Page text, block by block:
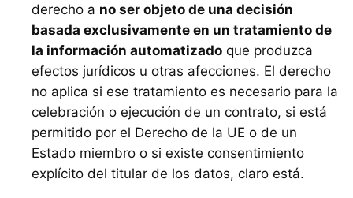
derecho a no ser objeto de una decisión
basada exclusivamente en un tratamiento de
la información automatizado que produzca
efectos jurídicos u otras afecciones. El derecho
no aplica si ese tratamiento es necesario para la
celebración o ejecución de un contrato, si está
permitido por el Derecho de la UE o de un
Estado miembro o si existe consentimiento
explícito del titular de los datos, claro está.